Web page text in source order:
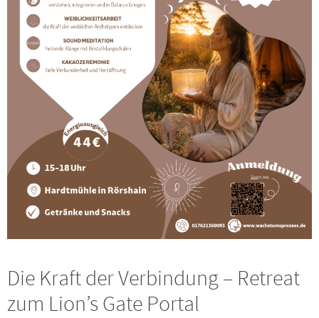
Die Kraft der Verbindung – Retreat
zum Lion’s Gate Portal